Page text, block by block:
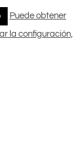
Puede obtener
la configuración,